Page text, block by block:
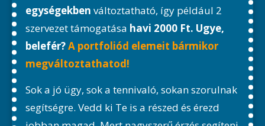
egységekben változtatható, így például 2
szervezet támogatása havi 2000 Ft. Ugye,
belefér?A portfoliód elemeit bármikor
megváltoztathatod!
Sok a jó ügy, sok a tennivaló, sokan szorulnak
segítségre. Vedd ki Te is a részed és érezd